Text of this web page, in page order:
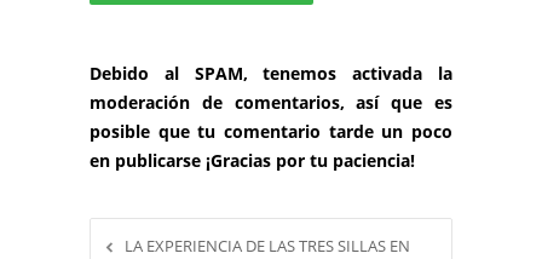
Debido al SPAM, tenemos activada la
moderación de comentarios, así que es
posible que tu comentario tarde un poco
en publicarse ¡Gracias por tu paciencia!
LA EXPERIENCIA DE LAS TRES SILLAS EN